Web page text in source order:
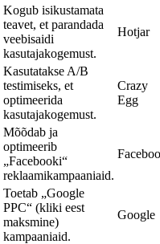
Kogub isikustamata
teavet, et parandada
veebisaidi
kasutajakogemust.
Hotjar
Kasutatakse A/B
testimiseks, et
optimeerida
kasutajakogemust.
Crazy
Egg
Mõõdab ja
optimeerib
„Facebooki“
reklaamikampaaniaid.
Toetab „Google
PPC“ (kliki eest
maksmine)
kampaaniaid.
Google